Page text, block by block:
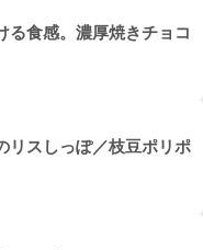
る食感。濃厚焼きチョコ
リスしっぽ／枝豆ポリポ